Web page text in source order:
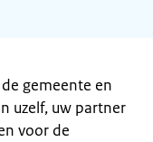
gemeente en
uzelf, uw partner
voor de